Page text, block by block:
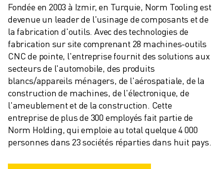
Fondée en 2003 à Izmir, en Turquie, Norm Tooling est
devenue un leader de l'usinage de composants et de
la fabrication d'outils. Avec des technologies de
fabrication sur site comprenant 28 machines-outils
CNC de pointe, l'entreprise fournit des solutions aux
secteurs de l'automobile, des produits
blancs/appareils ménagers, de l'aérospatiale, de la
construction de machines, de l'électronique, de
l'ameublement et de la construction. Cette
entreprise de plus de 300 employés fait partie de
Norm Holding, qui emploie au total quelque 4 000
personnes dans 23 sociétés réparties dans huit pays.